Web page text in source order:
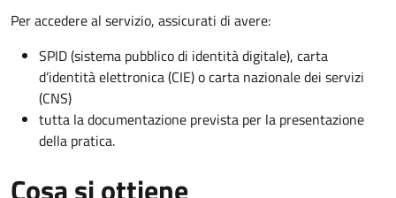
Per accedere al servizio, assicurati di avere:
SPID (sistema pubblico di identità digitale), carta
d’identità elettronica (CIE) o carta nazionale dei servizi
(CNS)
tutta la documentazione prevista per la presentazione
della pratica.